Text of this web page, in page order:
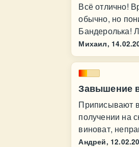
Всё отлично!
обычно, но
Бандеролька!
Михаил,
Завышение
Приписывают
получении на
виноват,
Андрей,